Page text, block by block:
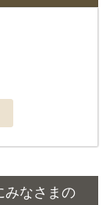
みなさまの